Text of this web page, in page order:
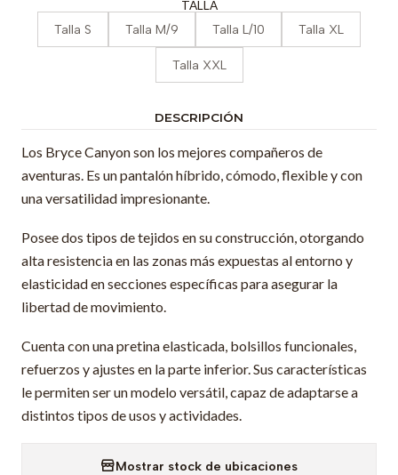
TALLA
Talla S Talla M/9 Talla L/10 Talla XL
Talla XXL
DESCRIPCIÓN
Los Bryce Canyon son los mejores compañeros de
aventuras. Es un pantalón híbrido, cómodo, flexible y con
una versatilidad impresionante.
Posee dos tipos de tejidos en su construcción, otorgando
alta resistencia en las zonas más expuestas al entorno y
elasticidad en secciones específicas para asegurar la
libertad de movimiento.
Cuenta con una pretina elasticada, bolsillos funcionales,
refuerzos y ajustes en la parte inferior. Sus características
le permiten ser un modelo versátil, capaz de adaptarse a
distintos tipos de usos y actividades.
Mostrar stock de ubicaciones